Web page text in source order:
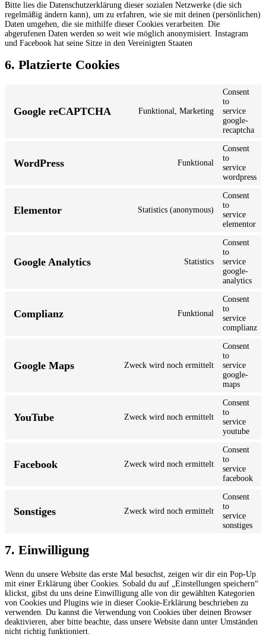
Bitte lies die Datenschutzerklärung dieser sozialen Netzwerke (die sich
regelmäßig ändern kann), um zu erfahren, wie sie mit deinen (persönlichen)
Daten umgehen, die sie mithilfe dieser Cookies verarbeiten. Die
abgerufenen Daten werden so weit wie möglich anonymisiert. Instagram
und Facebook hat seine Sitze in den Vereinigten Staaten
6. Platzierte Cookies
Google reCAPTCHA Funktional, Marketing
Consent
to
service
google-
recaptcha
WordPress Funktional
Consent
to
service
wordpress
Elementor Statistics (anonymous)
Consent
to
service
elementor
Google Analytics Statistics
Consent
to
service
google-
analytics
Complianz Funktional
Consent
to
service
complianz
Google Maps Zweck wird noch ermittelt
Consent
to
service
google-
maps
YouTube Zweck wird noch ermittelt
Consent
to
service
youtube
Facebook Zweck wird noch ermittelt
Consent
to
service
facebook
Sonstiges Zweck wird noch ermittelt
Consent
to
service
sonstiges
7. Einwilligung
Wenn du unsere Website das erste Mal besuchst, zeigen wir dir ein Pop-Up
mit einer Erklärung über Cookies. Sobald du auf „Einstellungen speichern“
klickst, gibst du uns deine Einwilligung alle von dir gewählten Kategorien
von Cookies und Plugins wie in dieser Cookie-Erklärung beschrieben zu
verwenden. Du kannst die Verwendung von Cookies über deinen Browser
deaktivieren, aber bitte beachte, dass unsere Website dann unter Umständen
nicht richtig funktioniert.